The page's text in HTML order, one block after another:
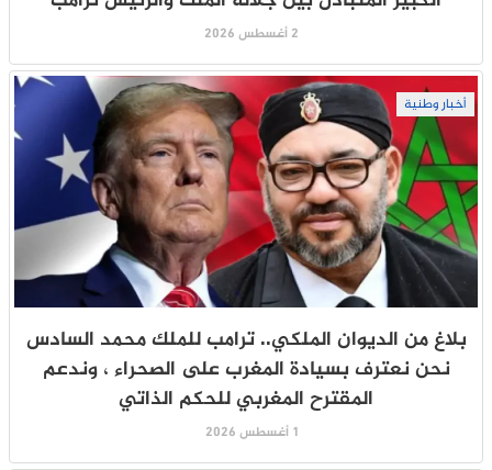
2 أغسطس 2026
أخبار وطنية
بلاغ من الديوان الملكي.. ترامب للملك محمد السادس
نحن نعترف بسيادة المغرب على الصحراء ، وندعم
المقترح المغربي للحكم الذاتي
1 أغسطس 2026